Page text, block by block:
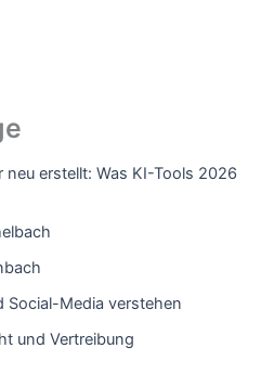
erstellt: Was KI-Tools 2026
Social-Media verstehen
und Vertreibung